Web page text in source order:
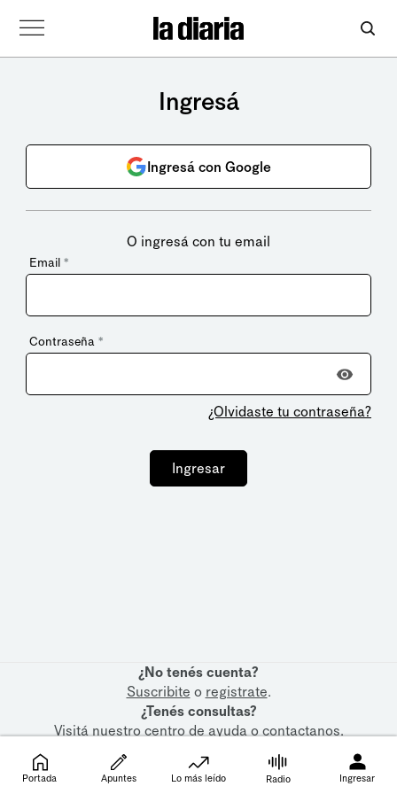
Ingresá
Ingresá con Google
O ingresá con tu email
Email *
Contraseña *
¿Olvidaste tu contraseña?
Ingresar
¿No tenés cuenta?
Suscribite o registrate.
¿Tenés consultas?
Visitá nuestrocentro de ayudaocontactanos.
Portada Apuntes Lo más leído Radio Ingresar